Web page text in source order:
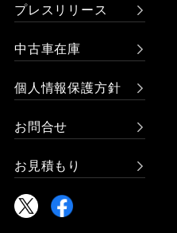
プレスリリース
中古車在庫
個人情報保護方針
お問合せ
お見積もり